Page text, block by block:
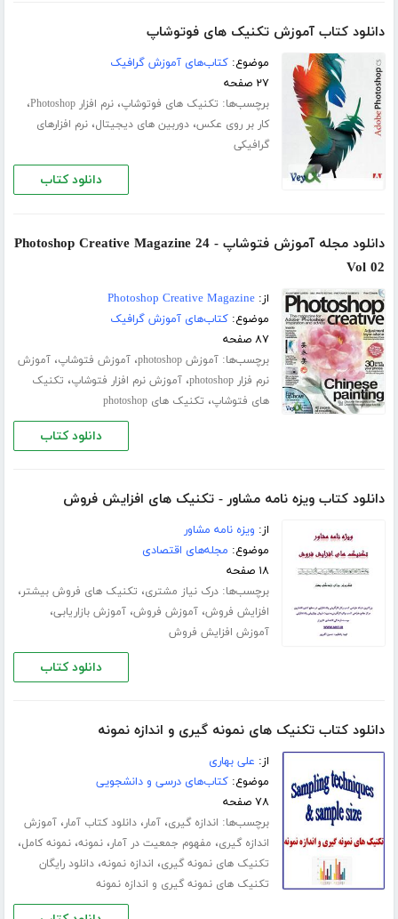
دانلود کتاب آموزش تکنیک های فوتوشاپ
موضوع:کتاب‌های آموزش گرافیک
۲۷ صفحه
برچسب‌ها: تکنیک های فوتوشاپ،نرم افزار Photoshop ،
کار بر روی عکس،دوربین های دیجیتال،نرم افزارهای
گرافیکی
دانلود کتاب
دانلود مجله آموزش فتوشاپ Photoshop Creative Magazine 24 -
Vol 02
از:Photoshop Creative Magazine
موضوع:کتاب‌های آموزش گرافیک
۸۷ صفحه
برچسب‌ها:آموزش photoshop ،آموزش فتوشاپ،آموزش
نرم فزار photoshop
،آموزش نرم افزار فتوشاپ، تکنیک
های فتوشاپ، تکنیک های photoshop
دانلود کتاب
دانلود کتاب ویزه نامه مشاور - تکنیک های افزایش فروش
از: ویزه نامه مشاور
موضوع: مجله‌های اقتصادی
۱۸ صفحه
برچسب‌ها:درک نیاز مشتری، تکنیک های فروش بیشتر،
افزایش فروش،آموزش فروش،آموزش بازاریابی،
آموزش افزایش فروش
دانلود کتاب
دانلود کتاب تکنیک های نمونه گیری و اندازه نمونه
از: علی بهاری
موضوع:کتاب‌های درسی و دانشجویی
۷۸ صفحه
برچسب‌ها: اندازه گیری،آمار،دانلود کتاب آمار،آموزش
اندازه گیری، مفهوم جمعیت در آمار،نمونه،نمونه کامل،
تکنیک های نمونه گیری، اندازه نمونه،دانلود رایگان
تکنیک های نمونه گیری و اندازه نمونه